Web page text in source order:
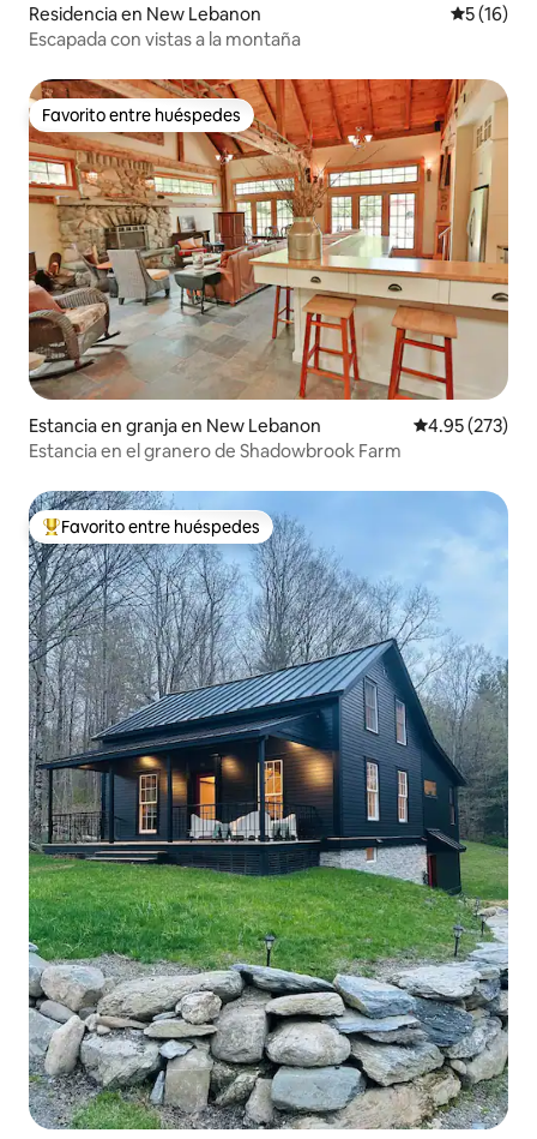
Residencia en New Lebanon
5 (16)
Escapada con vistas a la montaña
Favorito entre huéspedes
Favorito entre huéspedes
Estancia en granja en New Lebanon Calificación
4.95 (273)
Estancia en el granero de Shadowbrook Farm
De los mejores en Favorito entre huéspedes
Favorito entre huéspedes